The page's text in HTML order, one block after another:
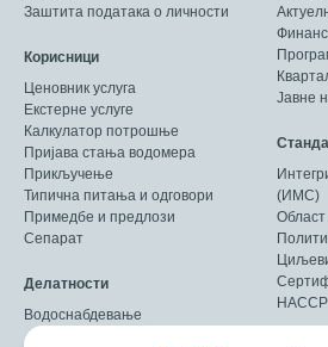
Заштита података о личности
Корисници
Ценовник услуга
Екстерне услуге
Калкулатор потрошње
Пријава стања водомера
Прикључење
Типична питања и одговори
Примедбе и предлози
Сепарат
Делатности
Водоснабдевање
Јавне
(ИМС)
HACCP